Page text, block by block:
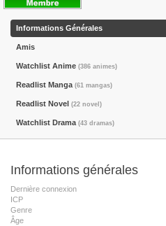
Informations Générales
Amis
Watchlist Anime (386 animes)
Readlist Manga (61 mangas)
Readlist Novel (22 novel)
Watchlist Drama (43 dramas)
Informations générales
Dernière connexion
ICP
Genre
Âge